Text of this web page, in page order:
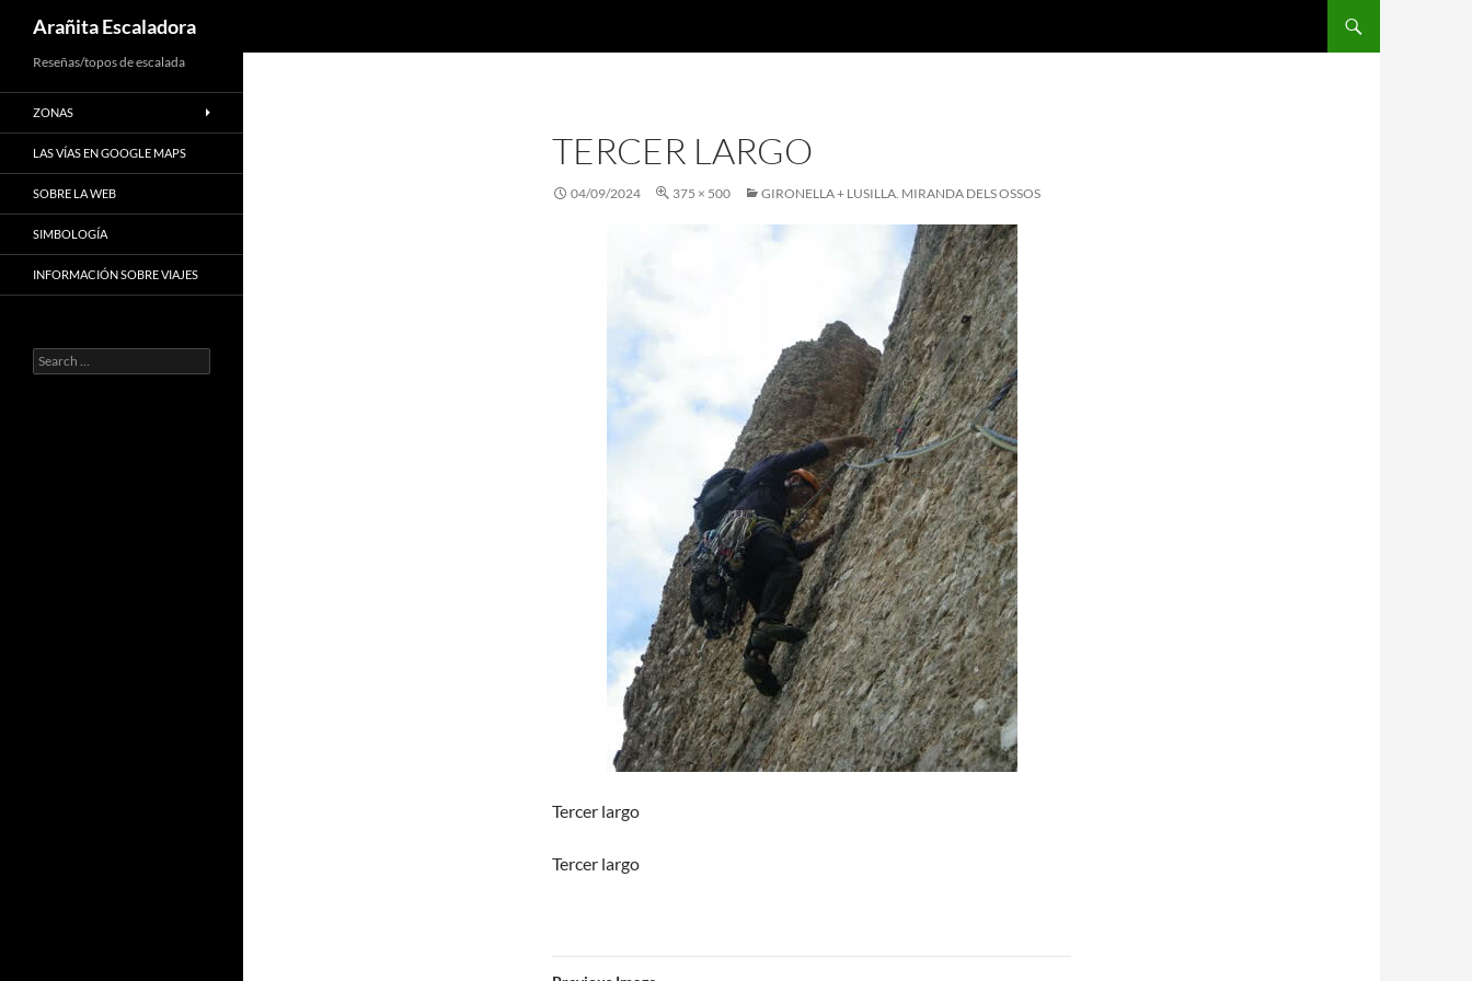
to
content
Arañita Escaladora
TERCER LARGO
04/09/2024 375 × 500 GIRONELLA + LUSILLA. MIRANDA DELS OSSOS
Tercer largo
Tercer largo
Reseñas/topos de escalada
ZONAS
LAS VÍAS EN GOOGLE MAPS
SOBRE LA WEB
SIMBOLOGÍA
INFORMACIÓN SOBRE VIAJES
Search
for: